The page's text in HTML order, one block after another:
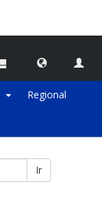
Regional
Ir